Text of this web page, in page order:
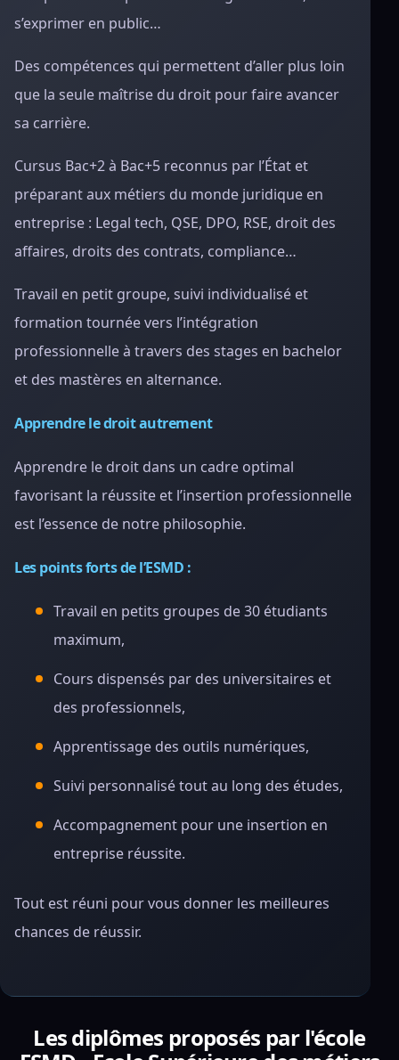
s’exprimer en public…
Des compétences qui permettent d’aller plus loin
que la seule maîtrise du droit pour faire avancer
sa carrière.
Cursus Bac+2 à Bac+5 reconnus par l’État et
préparant aux métiers du monde juridique en
entreprise : Legal tech, QSE, DPO, RSE, droit des
affaires, droits des contrats, compliance…
Travail en petit groupe, suivi individualisé et
formation tournée vers l’intégration
professionnelle à travers des stages en bachelor
et des mastères en alternance.
Apprendre le droit autrement
Apprendre le droit dans un cadre optimal
favorisant la réussite et l’insertion professionnelle
est l’essence de notre philosophie.
Les points forts de l’ESMD :
Travail en petits groupes de 30 étudiants
maximum,
Cours dispensés par des universitaires et
des professionnels,
Apprentissage des outils numériques,
Suivi personnalisé tout au long des études,
Accompagnement pour une insertion en
entreprise réussite.
Tout est réuni pour vous donner les meilleures
chances de réussir.
Les diplômes proposés par l'école